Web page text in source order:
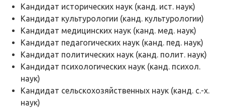
Кандидат исторических наук (канд. ист. наук)
Кандидат культурологии (канд. культурологии)
Кандидат медицинских наук (канд. мед. наук)
Кандидат педагогических наук (канд. пед. наук)
Кандидат политических наук (канд. полит. наук)
Кандидат психологических наук (канд. психол.
наук)
Кандидат сельскохозяйственных наук (канд. с.-х.
наук)